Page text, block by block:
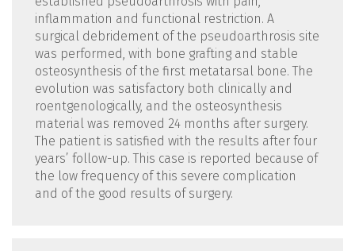
inflammation and functional restriction. A
surgical debridement of the pseudoarthrosis site
was performed, with bone grafting and stable
osteosynthesis of the first metatarsal bone. The
evolution was satisfactory both clinically and
roentgenologically, and the osteosynthesis
material was removed 24 months after surgery.
The patient is satisfied with the results after four
years’ follow-up. This case is reported because of
the low frequency of this severe complication
and of the good results of surgery.